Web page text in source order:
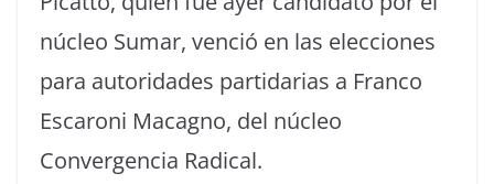
núcleo Sumar, venció en las elecciones
para autoridades partidarias a Franco
Escaroni Macagno, del núcleo
Convergencia Radical.